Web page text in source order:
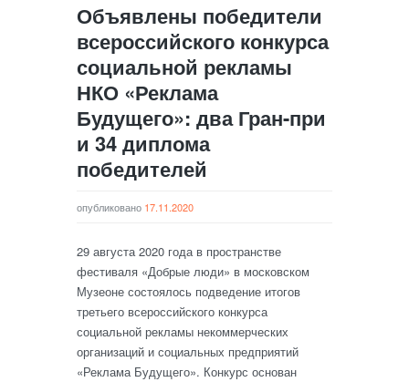
Объявлены победители
всероссийского конкурса
социальной рекламы
НКО «Реклама
Будущего»: два Гран-при
и 34 диплома
победителей
опубликовано 17.11.2020
29 августа 2020 года в пространстве
фестиваля «Добрые люди» в московском
Музеоне состоялось подведение итогов
третьего всероссийского конкурса
социальной рекламы некоммерческих
организаций и социальных предприятий
«Реклама Будущего». Конкурс основан